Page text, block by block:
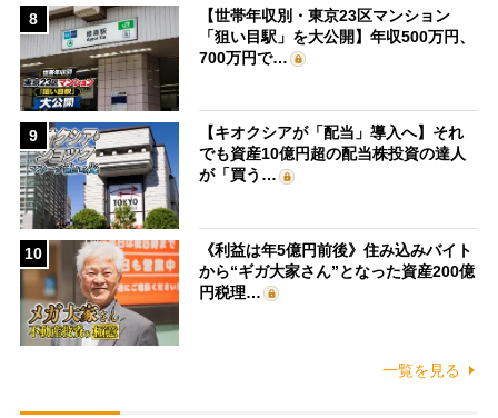
8
【世帯年収別・東京23区マンション
「狙い目駅」を大公開】年収500万円、
700万円で…
9
【キオクシアが「配当」導入へ】それ
でも資産10億円超の配当株投資の達人
が「買う…
10
《利益は年5億円前後》住み込みバイト
から“ギガ大家さん”となった資産200億
円税理…
一覧を見る